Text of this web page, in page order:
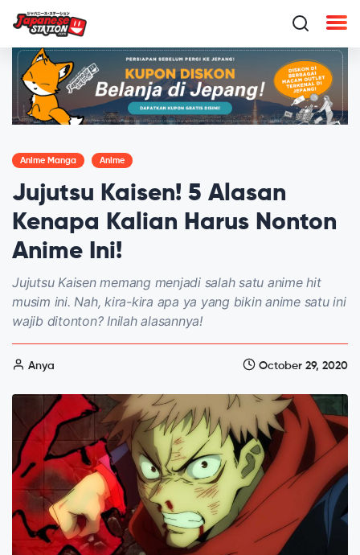
Anime Manga Anime
Jujutsu Kaisen! 5 Alasan
Kenapa Kalian Harus Nonton
Anime Ini!
Jujutsu Kaisen memang menjadi salah satu anime hit
musim ini. Nah, kira-kira apa ya yang bikin anime satu ini
wajib ditonton? Inilah alasannya!
Anya October 29, 2020